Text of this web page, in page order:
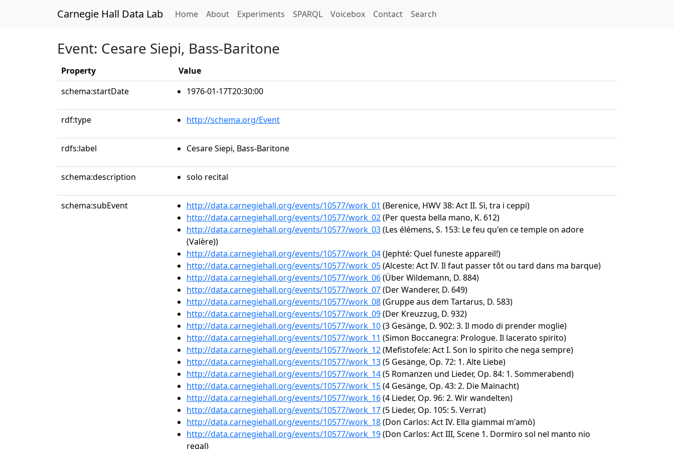
Carnegie Hall Data Lab Home(current)
About Experiments SPARQL Voicebox Contact Search
Event: Cesare Siepi, Bass-Baritone
Property
Value
schema:startDate
1976-01-17T20:30:00
rdf:type http://schema.org/Event
rdfs:label Cesare Siepi, Bass-Baritone
schema:description solo recital
schema:subEvent http://data.carnegiehall.org/events/10577/work_01 (Berenice, HWV 38: Act II. Sì, tra i ceppi)
http://data.carnegiehall.org/events/10577/work_02(Per questa bella mano, K. 612)
http://data.carnegiehall.org/events/10577/work_03(Les élémens, S. 153: Le feu qu'en ce temple on adore
(Valère))
http://data.carnegiehall.org/events/10577/work_04(Jephté: Quel funeste appareil!)
http://data.carnegiehall.org/events/10577/work_05(Alceste: Act IV. Il faut passer tôt ou tard dans ma barque)
http://data.carnegiehall.org/events/10577/work_06(Über Wildemann, D. 884)
http://data.carnegiehall.org/events/10577/work_07(Der Wanderer, D. 649)
http://data.carnegiehall.org/events/10577/work_08(Gruppe aus dem Tartarus, D. 583)
http://data.carnegiehall.org/events/10577/work_09(Der Kreuzzug, D. 932)
http://data.carnegiehall.org/events/10577/work_10(3 Gesänge, D. 902: 3. Il modo di prender moglie)
http://data.carnegiehall.org/events/10577/work_11 (Simon Boccanegra: Prologue. Il lacerato spirito)
http://data.carnegiehall.org/events/10577/work_12(Mefistofele: Act I. Son lo spirito che nega sempre)
http://data.carnegiehall.org/events/10577/work_13(5 Gesänge, Op. 72: 1. Alte Liebe)
http://data.carnegiehall.org/events/10577/work_14(5 Romanzen und Lieder, Op. 84: 1. Sommerabend)
http://data.carnegiehall.org/events/10577/work_15(4 Gesänge, Op. 43: 2. Die Mainacht)
http://data.carnegiehall.org/events/10577/work_16(4 Lieder, Op. 96: 2. Wir wandelten)
http://data.carnegiehall.org/events/10577/work_17(5 Lieder, Op. 105: 5. Verrat)
http://data.carnegiehall.org/events/10577/work_18(Don Carlos: Act IV. Ella giammai m'amò)
http://data.carnegiehall.org/events/10577/work_19(Don Carlos: Act III, Scene 1. Dormiro sol nel manto nio
regal)